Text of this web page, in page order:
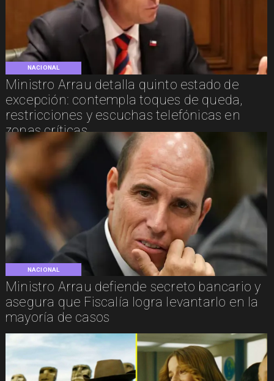
NACIONAL
Ministro Arrau detalla quinto estado de
excepción: contempla toques de queda,
restricciones y escuchas telefónicas en
zonas críticas
NACIONAL
Ministro Arrau defiende secreto bancario y
asegura que Fiscalía logra levantarlo en la
mayoría de casos